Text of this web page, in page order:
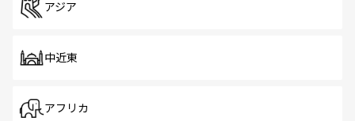
アジア
中近東
アフリカ